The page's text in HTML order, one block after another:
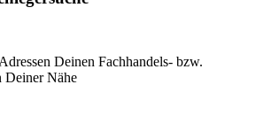
Deinen Fachhandels- bzw.
Deiner Nähe